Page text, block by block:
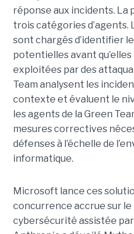
réponse aux incidents.
trois catégories d’agents.
sont chargés d’identifier
potentielles avant
exploitées par des
Team analysent les
contexte et évaluent le
les agents de la Green
mesures correctives
défenses à l’échelle de
informatique.
Microsoft lance ces
concurrence accrue sur le
cybersécurité assistée